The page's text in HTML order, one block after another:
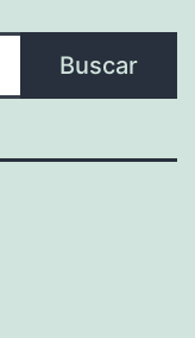
Buscar